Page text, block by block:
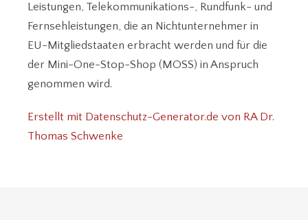
Leistungen, Telekommunikations-, Rundfunk- und
Fernsehleistungen, die an Nichtunternehmer in
EU-Mitgliedstaaten erbracht werden und für die
der Mini-One-Stop-Shop (MOSS) in Anspruch
genommen wird.
Erstellt mit Datenschutz-Generator.de von RA Dr.
Thomas Schwenke